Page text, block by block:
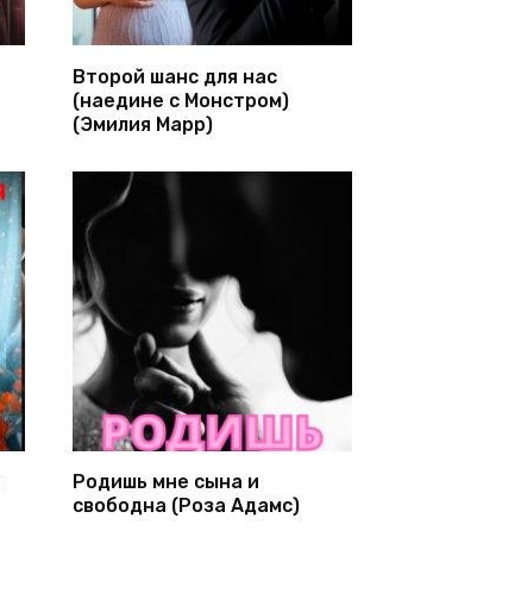
Второй шанс для нас
(наедине с Монстром)
(Эмилия Марр)
Родишь мне сына и
свободна (Роза Адамс)